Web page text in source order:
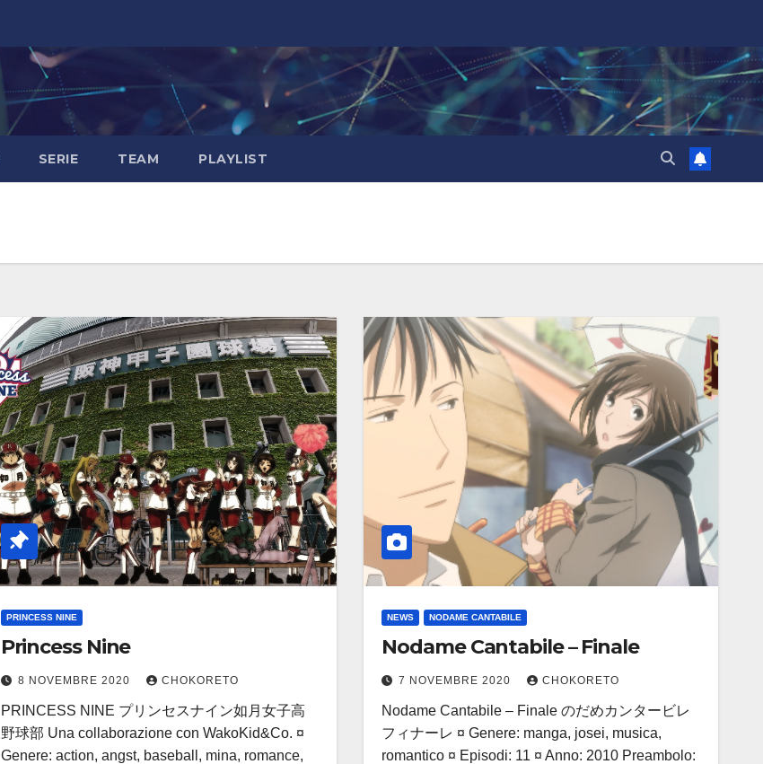
SERIE TEAM PLAYLIST
PRINCESS NINE
Princess Nine
8 NOVEMBRE 2020 CHOKORETO
PRINCESS NINE プリンセスナイン如月女子高
野球部 Una collaborazione con WakoKid&Co. ¤
Genere: action, angst, baseball, mina, romance,
NEWS NODAME CANTABILE
Nodame Cantabile – Finale
7 NOVEMBRE 2020 CHOKORETO
Nodame Cantabile – Finale のだめカンタービレ
フィナーレ ¤ Genere: manga, josei, musica,
romantico ¤ Episodi: 11 ¤ Anno: 2010 Preambolo: